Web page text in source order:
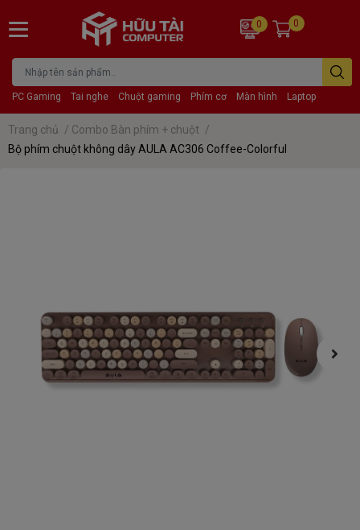
PC Gaming Tai nghe Chuột gaming Phím cơ Màn hình Laptop
0 0
Trang chủ / Combo Bàn phím + chuột /
Bộ phím chuột không dây AULA AC306 Coffee-Colorful